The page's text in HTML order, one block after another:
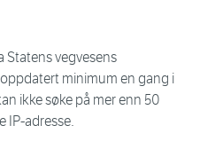
Statens vegvesens
minimum en gang i
ikke søke på mer enn 50
IP-adresse.